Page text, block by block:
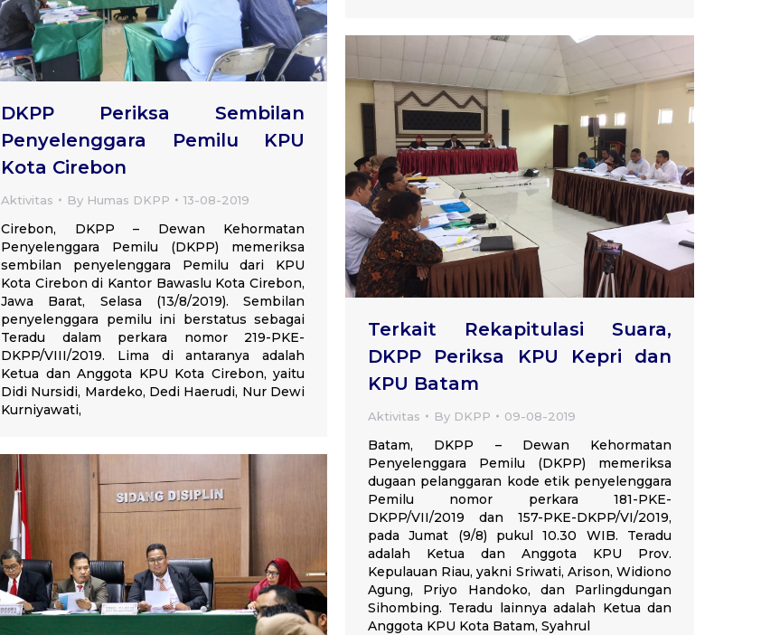
DKPP Periksa Sembilan
Penyelenggara Pemilu KPU
Kota Cirebon
Aktivitas By Humas DKPP 13-08-2019
Cirebon, DKPP – Dewan Kehormatan
Penyelenggara Pemilu (DKPP) memeriksa
sembilan penyelenggara Pemilu dari KPU
Kota Cirebon di Kantor Bawaslu Kota Cirebon,
Jawa Barat, Selasa (13/8/2019). Sembilan
penyelenggara pemilu ini berstatus sebagai
Teradu dalam perkara nomor 219-PKE-
DKPP/VIII/2019. Lima di antaranya adalah
Ketua dan Anggota KPU Kota Cirebon, yaitu
Didi Nursidi, Mardeko, Dedi Haerudi, Nur Dewi
Kurniyawati,
Terkait Rekapitulasi Suara,
DKPP Periksa KPU Kepri dan
KPU Batam
Aktivitas By DKPP 09-08-2019
Batam, DKPP – Dewan Kehormatan
Penyelenggara Pemilu (DKPP) memeriksa
dugaan pelanggaran kode etik penyelenggara
Pemilu nomor perkara 181-PKE-
DKPP/VII/2019 dan 157-PKE-DKPP/VI/2019,
pada Jumat (9/8) pukul 10.30 WIB. Teradu
adalah Ketua dan Anggota KPU Prov.
Kepulauan Riau, yakni Sriwati, Arison, Widiono
Agung, Priyo Handoko, dan Parlingdungan
Sihombing. Teradu lainnya adalah Ketua dan
Anggota KPU Kota Batam, Syahrul